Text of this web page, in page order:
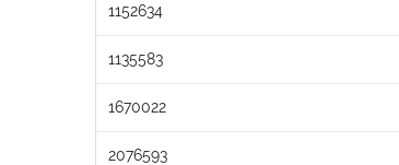
1152634
1135583
1670022
2076593